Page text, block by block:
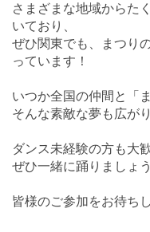
さまざまな地域からた
いており、
ぜひ関東でも、まつり
っています！
いつか全国の仲間と「
そんな素敵な夢も広が
ダンス未経験の方も大
ぜひ一緒に踊りましょう
皆様のご参加をお待ち